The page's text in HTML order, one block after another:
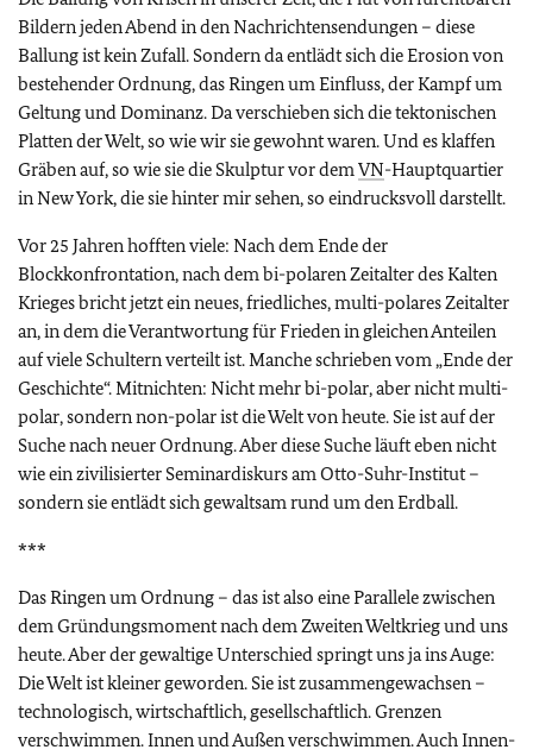
Bildern jeden Abend in den Nachrichtensendungen – diese
Ballung ist kein Zufall. Sondern da entlädt sich die Erosion von
bestehender Ordnung, das Ringen um Einfluss, der Kampf um
Geltung und Dominanz. Da verschieben sich die tektonischen
Platten der Welt, so wie wir sie gewohnt waren. Und es klaffen
Gräben auf, so wie sie die Skulptur vor demVN-Hauptquartier
in New York, die sie hinter mir sehen, so eindrucksvoll darstellt.
Vor 25 Jahren hofften viele: Nach dem Ende der
Blockkonfrontation, nach dem bi-polaren Zeitalter des Kalten
Krieges bricht jetzt ein neues, friedliches, multi-polares Zeitalter
an, in dem die Verantwortung für Frieden in gleichen Anteilen
auf viele Schultern verteilt ist. Manche schrieben vom „Ende der
Geschichte“. Mitnichten: Nicht mehr bi-polar, aber nicht multi-
polar, sondern non-polar ist die Welt von heute. Sie ist auf der
Suche nach neuer Ordnung. Aber diese Suche läuft eben nicht
wie ein zivilisierter Seminardiskurs am Otto-Suhr-Institut –
sondern sie entlädt sich gewaltsam rund um den Erdball.
***
Das Ringen um Ordnung – das ist also eine Parallele zwischen
dem Gründungsmoment nach dem Zweiten Weltkrieg und uns
heute. Aber der gewaltige Unterschied springt uns ja ins Auge:
Die Welt ist kleiner geworden. Sie ist zusammengewachsen –
technologisch, wirtschaftlich, gesellschaftlich. Grenzen
verschwimmen. Innen und Außen verschwimmen. Auch Innen-